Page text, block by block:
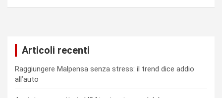
Articoli recenti
Raggiungere Malpensa senza stress: il trend dice addio
all’auto